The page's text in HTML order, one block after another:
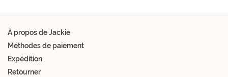
À propos de Jackie
Méthodes de paiement
Expédition
Retourner